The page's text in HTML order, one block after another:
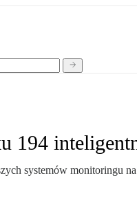
194
systemów monitoringu